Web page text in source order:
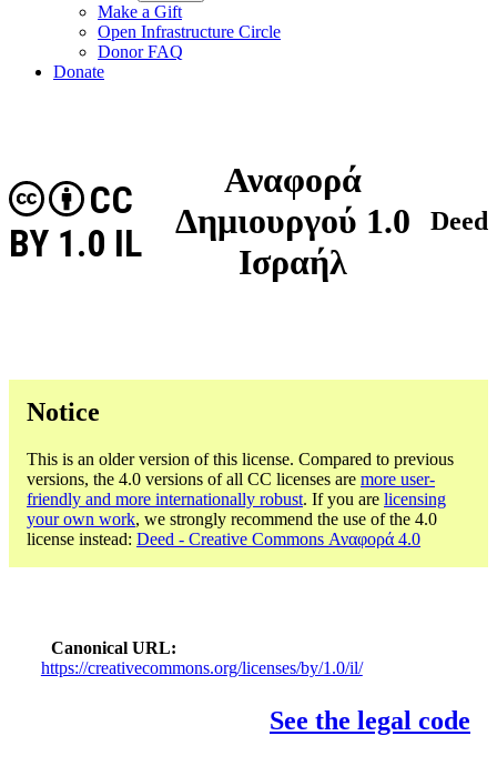
Make a Gift
Open Infrastructure Circle
Donor FAQ
Donate
Αναφορά
Δημιουργού 1.0
Ισραήλ
CC
BY 1.0 IL
Deed
Notice
This is an older version of this license. Compared to previous
versions, the 4.0 versions of all CC licenses are more user-
friendly and more internationally robust. If you are licensing
your own work, we strongly recommend the use of the 4.0
license instead: Deed - Creative Commons Αναφορά 4.0
Canonical URL
https://creativecommons.org/licenses/by/1.0/il/
See the legal code